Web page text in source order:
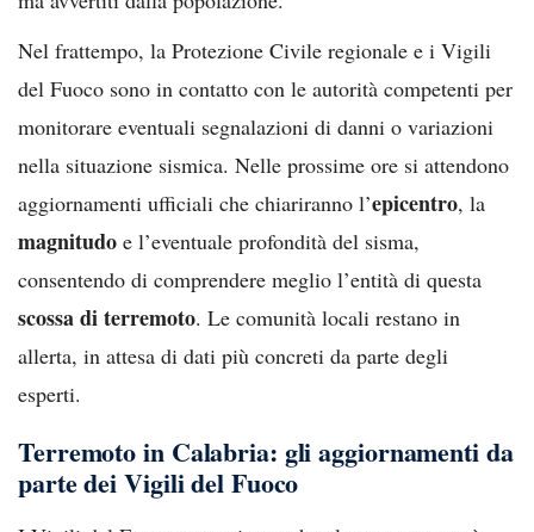
Nel frattempo, la Protezione Civile regionale e i Vigili
del Fuoco sono in contatto con le autorità competenti per
monitorare eventuali segnalazioni di danni o variazioni
nella situazione sismica. Nelle prossime ore si attendono
aggiornamenti ufficiali che chiariranno l’epicentro, la
magnitudo e l’eventuale profondità del sisma,
consentendo di comprendere meglio l’entità di questa
scossa di terremoto. Le comunità locali restano in
allerta, in attesa di dati più concreti da parte degli
esperti.
Terremoto in Calabria: gli aggiornamenti da
parte dei Vigili del Fuoco